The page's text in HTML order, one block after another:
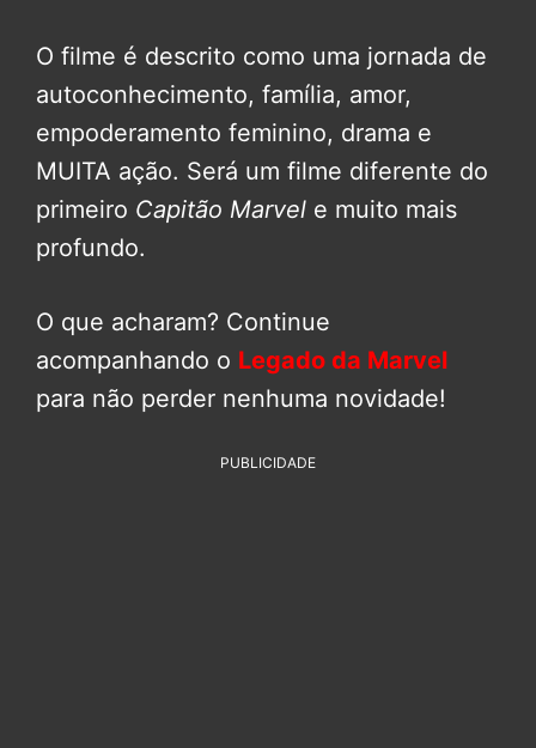
O filme é descrito como uma jornada de
autoconhecimento, família, amor,
empoderamento feminino, drama e
MUITA ação. Será um filme diferente do
primeiro Capitão Marvel e muito mais
profundo.
O que acharam? Continue
acompanhando o Legado da Marvel
para não perder nenhuma novidade!
PUBLICIDADE